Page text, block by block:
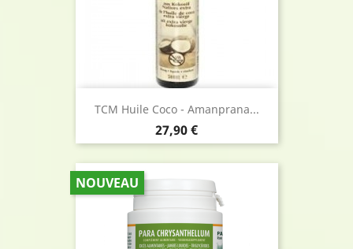
TCM Huile Coco - Amanprana...
Prix
27,90 €
NOUVEAU